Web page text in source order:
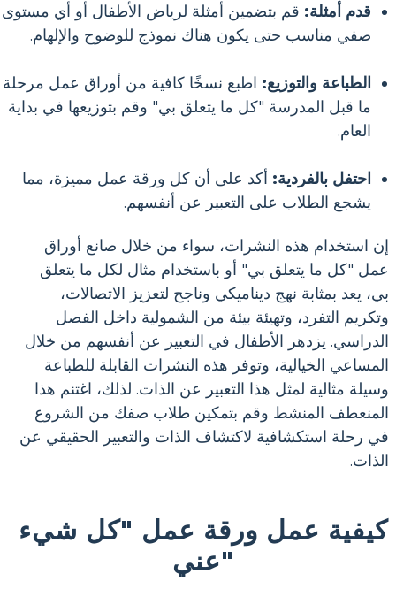
قدم أمثلة: قم بتضمين أمثلة لرياض الأطفال أو أي مستوى
صفي مناسب حتى يكون هناك نموذج للوضوح والإلهام.
الطباعة والتوزيع: اطبع نسخًا كافية من أوراق عمل مرحلة
ما قبل المدرسة "كل ما يتعلق بي" وقم بتوزيعها في بداية
العام.
احتفل بالفردية: أكد على أن كل ورقة عمل مميزة، مما
يشجع الطلاب على التعبير عن أنفسهم.
إن استخدام هذه النشرات، سواء من خلال صانع أوراق
عمل "كل ما يتعلق بي" أو باستخدام مثال لكل ما يتعلق
بي، يعد بمثابة نهج ديناميكي وناجح لتعزيز الاتصالات،
وتكريم التفرد، وتهيئة بيئة من الشمولية داخل الفصل
الدراسي. يزدهر الأطفال في التعبير عن أنفسهم من خلال
المساعي الخيالية، وتوفر هذه النشرات القابلة للطباعة
وسيلة مثالية لمثل هذا التعبير عن الذات. لذلك، اغتنم هذا
المنعطف المنشط وقم بتمكين طلاب صفك من الشروع
في رحلة استكشافية لاكتشاف الذات والتعبير الحقيقي عن
الذات.
كيفية عمل ورقة عمل "كل شيء
عني"